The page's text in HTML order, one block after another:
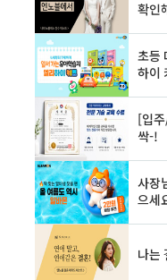
어요.” “도움이 필요하시면
요.” 작지만 따뜻한 말 한마